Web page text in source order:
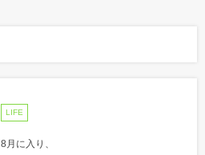
LIFE
8月に入り、